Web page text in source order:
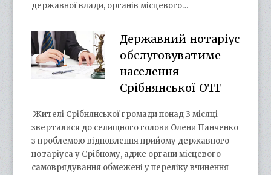
державної влади, органів місцевого…
Державний нотаріус
обслуговуватиме
населення
Срібнянської ОТГ
Жителі Срібнянської громади понад 3 місяці
зверталися до селищного голови Олени Панченко
з проблемою відновлення прийому державного
нотаріуса у Срібному, адже органи місцевого
самоврядування обмежені у переліку вчинення